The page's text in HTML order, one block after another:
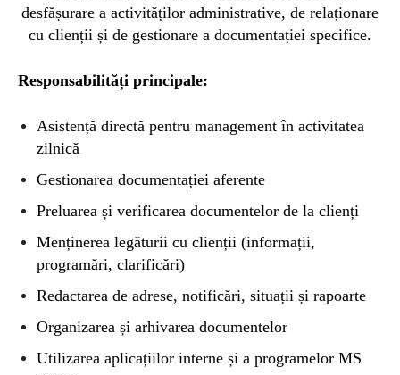
desfășurare a activităților administrative, de relaționare
cu clienții și de gestionare a documentației specifice.
Responsabilități principale:
Asistență directă pentru management în activitatea
zilnică
Gestionarea documentației aferente
Preluarea și verificarea documentelor de la clienți
Menținerea legăturii cu clienții (informații,
programări, clarificări)
Redactarea de adrese, notificări, situații și rapoarte
Organizarea și arhivarea documentelor
Utilizarea aplicațiilor interne și a programelor MS